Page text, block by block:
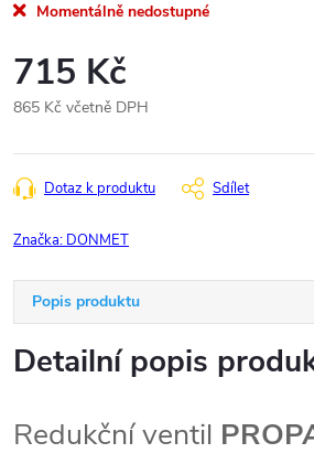
Momentálně nedostupné
715 Kč
865 Kč včetně DPH
cena:
Dotaz k produktu Sdílet
Značka: DONMET
Popis produktu
Detailní popis
Redukční ventil